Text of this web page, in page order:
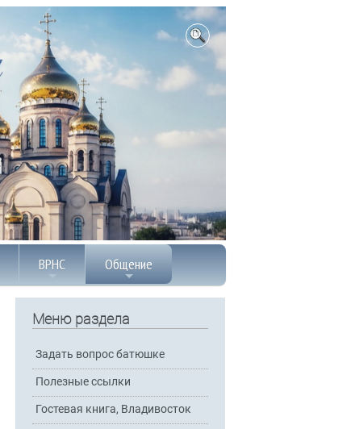
ВРНС Общение
Меню раздела
Задать вопрос батюшке
Полезные ссылки
Гостевая книга, Владивосток